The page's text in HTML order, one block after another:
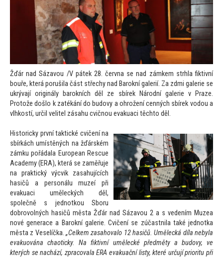
Žďár nad Sázavou /V pátek 28. června se nad zámkem strhla fiktivní
bouře, která porušila část střechy nad Barokní galerií. Za zdmi galerie se
ukrývají originály barokních děl ze sbírek Národní galerie v Praze.
Protože došlo k zatékání do budovy a ohrožení cenných sbírek vodou a
vlhkostí, určil velitel zásahu cvičnou evakuaci těchto děl.
Historicky první taktické cvičení na
sbírkách umístěných na žďárském
zámku pořádala European Rescue
Academy (ERA), která se zaměřuje
na praktický výcvik zasahujících
hasičů a personálu muzeí při
evakuaci uměleckých děl,
společně s jednotkou Sboru
dobrovolných hasičů města Žďár nad Sázavou 2 a s vedením Muzea
nové generace a Barokní galerie. Cvičení se zúčastnila také jednotka
města z Veselíčka. „Celkem zasahovalo 12 hasičů. Umělecká díla nebyla
evakuována chaoticky. Na fiktivní umělecké předměty a budovy, ve
kterých se nachází, zpracovala ERA evakuační listy, které určují prioritu při